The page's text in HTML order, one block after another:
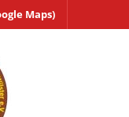
Maps)